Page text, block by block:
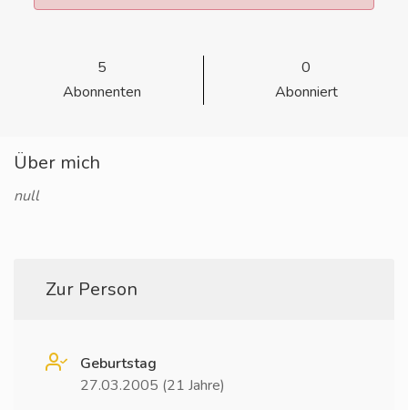
5
Abonnenten
0
Abonniert
Über mich
null
Zur Person
Geburtstag
27.03.2005 (21 Jahre)